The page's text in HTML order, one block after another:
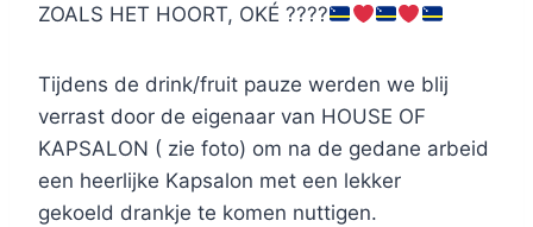
ZOALS HET HOORT, OKÉ ????
Tijdens de drink/fruit pauze werden we blij
verrast door de eigenaar van HOUSE OF
KAPSALON ( zie foto) om na de gedane arbeid
een heerlijke Kapsalon met een lekker
gekoeld drankje te komen nuttigen.